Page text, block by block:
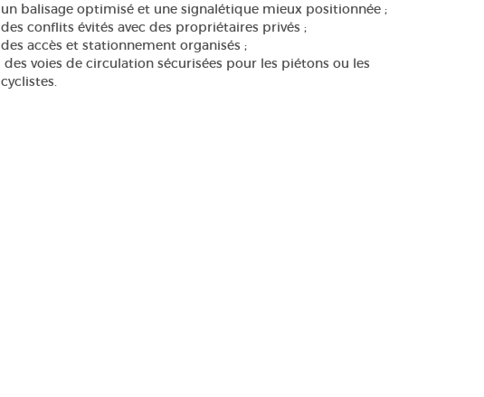
un balisage optimisé et une signalétique mieux positionnée ;
des conflits évités avec des propriétaires privés ;
des accès et stationnement organisés ;
des voies de circulation sécurisées pour les piétons ou les
cyclistes.